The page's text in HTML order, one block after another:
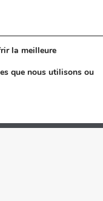
la meilleure
que nous utilisons ou